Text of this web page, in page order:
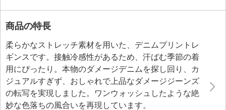
商品の特長
柔らかなストレッチ素材を用いた、デニムプリントレ
ギンスです。接触冷感性があるため、汗ばむ季節の着
用にぴったり。本物のダメージデニムを探し回り、カ
ジュアルすぎず、おしゃれで上品なダメージジーンズ
の転写を実現しました。ワンウォッシュしたような絶
妙な色落ちの風合いを再現しています。